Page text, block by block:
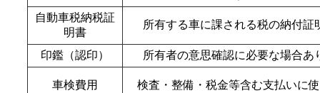
自動車税納税証
明書
所有する車に課される税の納付証
印鑑（認印） 所有者の意思確認に必要な場合あ
車検費用 検査・整備・税金等含む支払いに